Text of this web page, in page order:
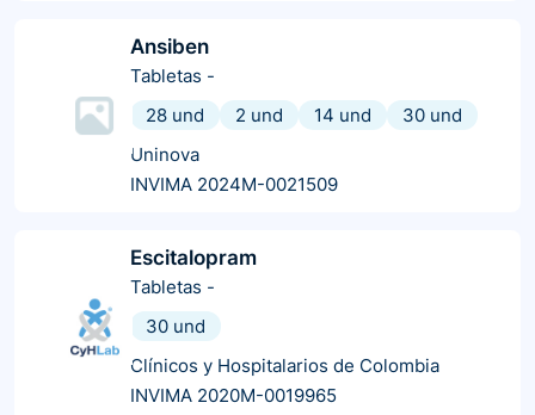
Ansiben
Tabletas -
28 und
2 und 14 und
30 und
Uninova
INVIMA 2024M-0021509
Escitalopram
Tabletas -
30 und
Clínicos y Hospitalarios de Colombia
INVIMA 2020M-0019965